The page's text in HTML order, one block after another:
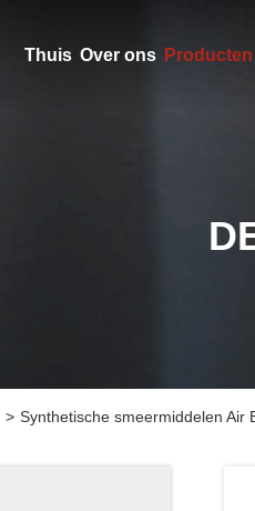
Thuis Over ons Producten
> Synthetische smeermiddelen Air